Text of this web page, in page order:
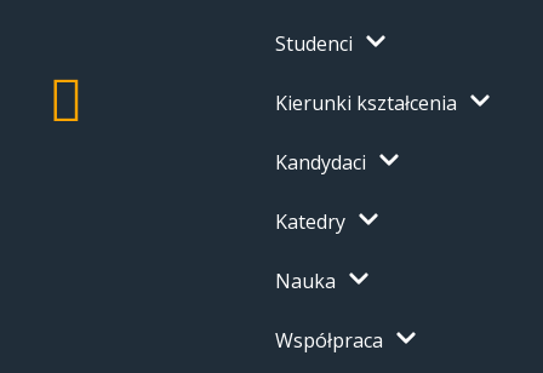
Studenci
Kierunki kształcenia
Kandydaci
Katedry
Nauka
Współpraca